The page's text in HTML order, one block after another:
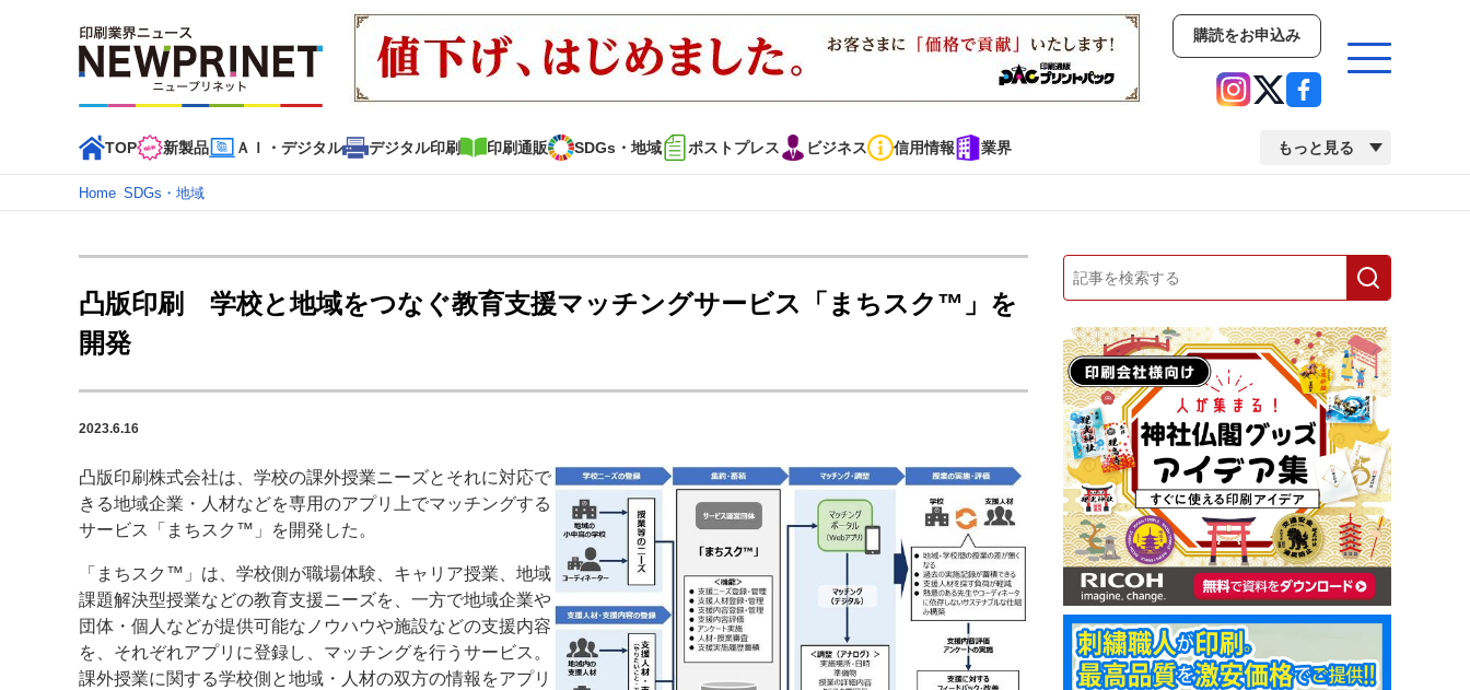
購読をお申込み
TOP 新製品 ＡＩ・デジタル デジタル印刷 印刷通販 SDGs・地域 ポストプレス ビジネス 信用情報 業界 もっと見る
イベント
インデックス
TOP 新着記事 特集記事 動画コンテンツ インタビュー コレクション
カテゴリー一覧
新商品 市場・統計 人事・移転・異動・訃報
特集記事カテゴリー一覧
中古印刷機・製本機特集
2022 検査・校正特集
特集・デジタル印刷 ～ 新成長軌道を描く
案内
発刊案内 JFPI印刷用語集 印刷機材年鑑
運営
会社案内 購読・購入申し込み サイトポリシー お問い合わせ
Home–SDGs・地域
凸版印刷 学校と地域をつなぐ教育支援マッチングサービス「まちスク™」を
開発
2023.6.16
凸版印刷株式会社は、学校の課外授業ニーズとそれに対応で
きる地域企業・人材などを専用のアプリ上でマッチングする
サービス「まちスク™」を開発した。
「まちスク™」は、学校側が職場体験、キャリア授業、地域
課題解決型授業などの教育支援ニーズを、一方で地域企業や
団体・個人などが提供可能なノウハウや施設などの支援内容
を、それぞれアプリに登録し、マッチングを行うサービス。
課外授業に関する学校側と地域・人材の双方の情報をアプリ